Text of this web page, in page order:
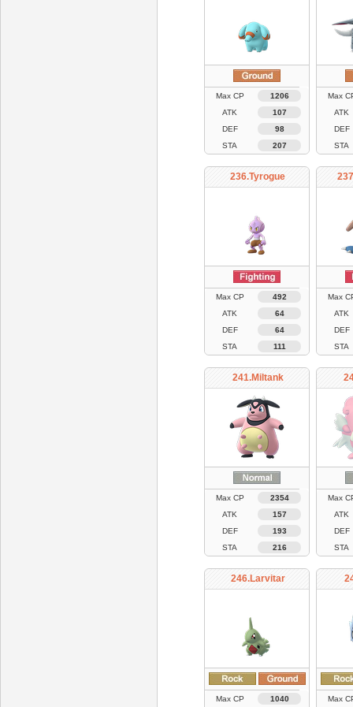
Max CP
1206
ATK
107
DEF
98
STA
207
Max
ATK
DEF
STA
236.Tyrogue
Max CP
492
ATK
64
DEF
64
STA
111
Max
ATK
DEF
STA
241.Miltank
Max CP
2354
ATK
157
DEF
193
STA
216
Max
ATK
DEF
STA
246.Larvitar
Max CP 1040 Max